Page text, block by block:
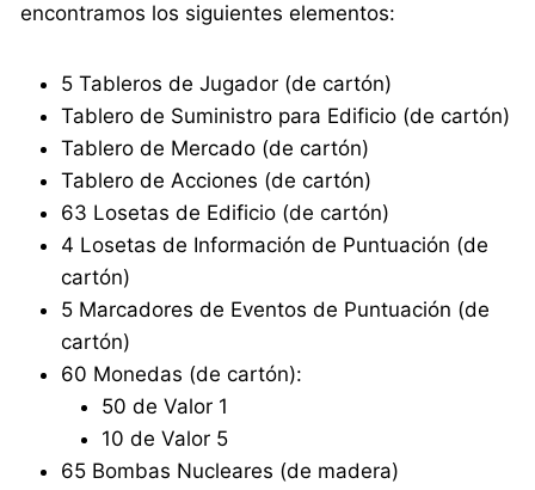
encontramos los siguientes elementos:
5 Tableros de Jugador (de cartón)
Tablero de Suministro para Edificio (de cartón)
Tablero de Mercado (de cartón)
Tablero de Acciones (de cartón)
63 Losetas de Edificio (de cartón)
4 Losetas de Información de Puntuación (de
cartón)
5 Marcadores de Eventos de Puntuación (de
cartón)
60 Monedas (de cartón):
50 de Valor 1
10 de Valor 5
65 Bombas Nucleares (de madera)